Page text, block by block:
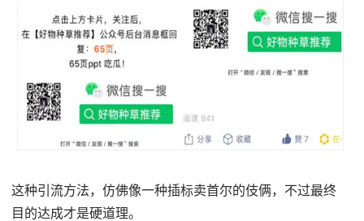
这种引流方法，仿佛像一种插标卖首尔的伎俩，不过最终
目的达成才是硬道理。